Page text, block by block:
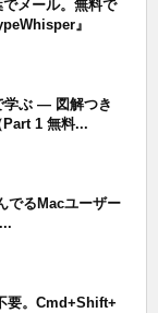
メール。無料で
』
学ぶ — 図解つき
Part 1 無料...
でるMacユーザー
要。Cmd+Shift+